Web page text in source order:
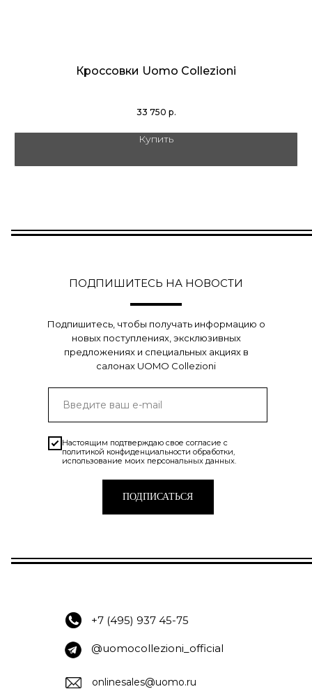
Кроссовки Uomo Collezioni
33 750 р.
Купить
Настоящим подтверждаю свое согласие с
политикой конфиденциальности обработки,
использование моих персональных данных.
ПОДПИСАТЬСЯ
ПОДПИШИТЕСЬ НА НОВОСТИ
Подпишитесь, чтобы получать информацию о
новых поступлениях, эксклюзивных
предложениях и специальных акциях в
салонах UOMO Collezioni
@uomocollezioni_official
+7 (495) 937 45-75
onlinesales@uomo.ru